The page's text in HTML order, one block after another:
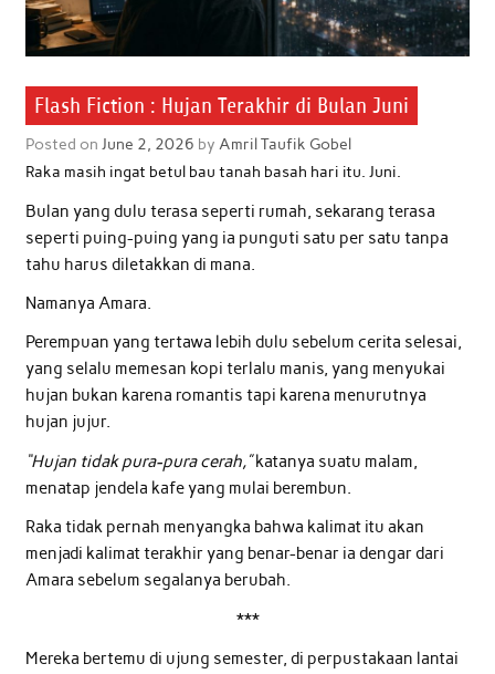
Flash Fiction : Hujan Terakhir di Bulan Juni
Posted on June 2, 2026 by Amril Taufik Gobel
Raka masih ingat betul bau tanah basah hari itu. Juni.
Bulan yang dulu terasa seperti rumah, sekarang terasa
seperti puing-puing yang ia punguti satu per satu tanpa
tahu harus diletakkan di mana.
Namanya Amara.
Perempuan yang tertawa lebih dulu sebelum cerita selesai,
yang selalu memesan kopi terlalu manis, yang menyukai
hujan bukan karena romantis tapi karena menurutnya
hujan jujur.
“Hujan tidak pura-pura cerah,”katanya suatu malam,
menatap jendela kafe yang mulai berembun.
Raka tidak pernah menyangka bahwa kalimat itu akan
menjadi kalimat terakhir yang benar-benar ia dengar dari
Amara sebelum segalanya berubah.
***
Mereka bertemu di ujung semester, di perpustakaan lantai